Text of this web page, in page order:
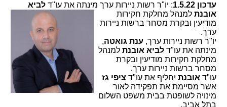
עדכון 1.5.22 : יו"ר רשות ניירות ערך מינתה את עו"ד לביא
אובנת למנהל מחלקת חקירות
מודיעין ובקרת מסחר ברשות ניירות
ערך.
יו"ר רשות ניירות ערך, ענת גואטה,
מינתה את עו"ד לביא אובנת למנהל
מחלקת חקירות מודיעין ובקרת
מסחר ברשות ניירות ערך.
עו"ד אובנת יחליף את עו"ד ציפי גז
אשר מסיימת את תפקידה לאור
מינויה לשופטת בבית משפט השלום
בתל אביב.